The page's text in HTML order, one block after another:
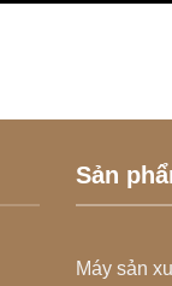
Sản
Máy sản